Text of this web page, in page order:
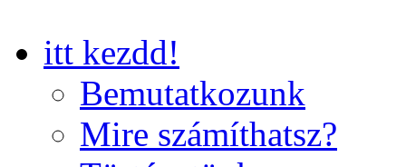
itt kezdd!
Bemutatkozunk
Mire számíthatsz?